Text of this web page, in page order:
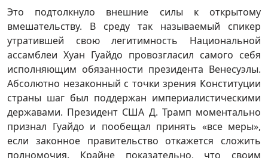
Это подтолкнуло внешние силы к открытому
вмешательству. В среду так называемый спикер
утратившей свою легитимность Национальной
ассамблеи Хуан Гуайдо провозгласил самого себя
исполняющим обязанности президента Венесуэлы.
Абсолютно незаконный с точки зрения Конституции
страны шаг был поддержан империалистическими
державами. Президент США Д. Трамп моментально
признал Гуайдо и пообещал принять «все меры»,
если законное правительство откажется сложить
полномочия. Крайне показательно, что своим